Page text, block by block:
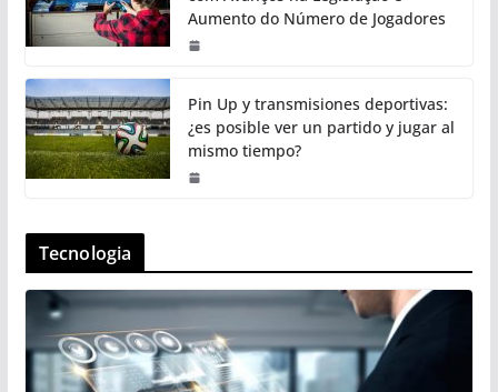
Aumento do Número de Jogadores
Pin Up y transmisiones deportivas:
¿es posible ver un partido y jugar al
mismo tiempo?
Tecnologia